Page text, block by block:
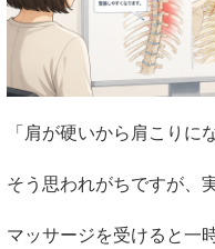
「肩が硬いから肩こりに
そう思われがちですが、
マッサージを受けると一